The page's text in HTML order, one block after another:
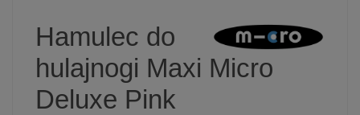
Hamulec do
hulajnogi Maxi Micro
Deluxe Pink